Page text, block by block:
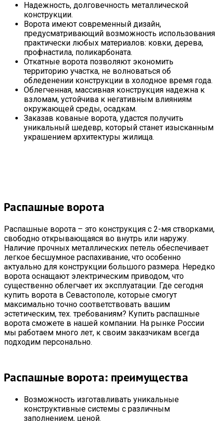
Надежность, долговечность металлической
конструкции.
Ворота имеют современный дизайн,
предусматривающий возможность использования
практически любых материалов: ковки, дерева,
профнастила, поликарбоната.
Откатные ворота позволяют экономить
территорию участка, не волноваться об
обледенении конструкции в холодное время года.
Облегченная, массивная конструкция надежна к
взломам, устойчива к негативным влияниям
окружающей среды, осадкам.
Заказав кованые ворота, удастся получить
уникальный шедевр, который станет изысканным
украшением архитектуры жилища.
Распашные ворота
Распашные ворота – это конструкция с 2-мя створками,
свободно открывающаяся во внутрь или наружу.
Наличие прочных металлических петель обеспечивает
легкое бесшумное распахивание, что особенно
актуально для конструкции большого размера. Нередко
ворота оснащают электрическим приводом, что
существенно облегчает их эксплуатации. Где сегодня
купить ворота в Севастополе, которые смогут
максимально точно соответствовать вашим
эстетическим, тех. требованиям? Купить распашные
ворота сможете в нашей компании. На рынке России
мы работаем много лет, к своим заказчикам всегда
подходим персонально.
Распашные ворота: преимущества
Возможность изготавливать уникальные
конструктивные системы с различным
заполнением, ценой.